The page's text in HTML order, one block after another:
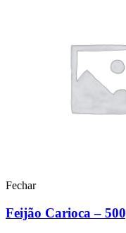
Fechar
Feijão Carioca –